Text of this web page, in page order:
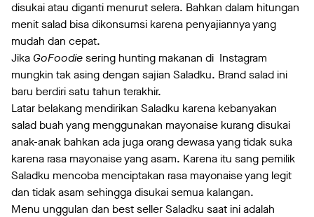
disukai atau diganti menurut selera. Bahkan dalam hitungan
menit salad bisa dikonsumsi karena penyajiannya yang
mudah dan cepat.
Jika GoFoodiesering hunting makanan di Instagram
mungkin tak asing dengan sajian Saladku. Brand salad ini
baru berdiri satu tahun terakhir.
Latar belakang mendirikan Saladku karena kebanyakan
salad buah yang menggunakan mayonaise kurang disukai
anak-anak bahkan ada juga orang dewasa yang tidak suka
karena rasa mayonaise yang asam. Karena itu sang pemilik
Saladku mencoba menciptakan rasa mayonaise yang legit
dan tidak asam sehingga disukai semua kalangan.
Menu unggulan dan best seller Saladku saat ini adalah